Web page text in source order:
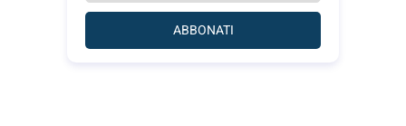
ABBONATI